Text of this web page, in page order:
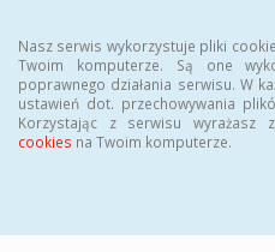
Nasz serwis wykorzystuje pliki
Twoim komputerze. Są one
poprawnego działania serwisu. W
ustawień dot. przechowywania
Korzystając z serwisu wyrażasz
cookies na Twoim komputerze.
Biuletyn
Powiatowego